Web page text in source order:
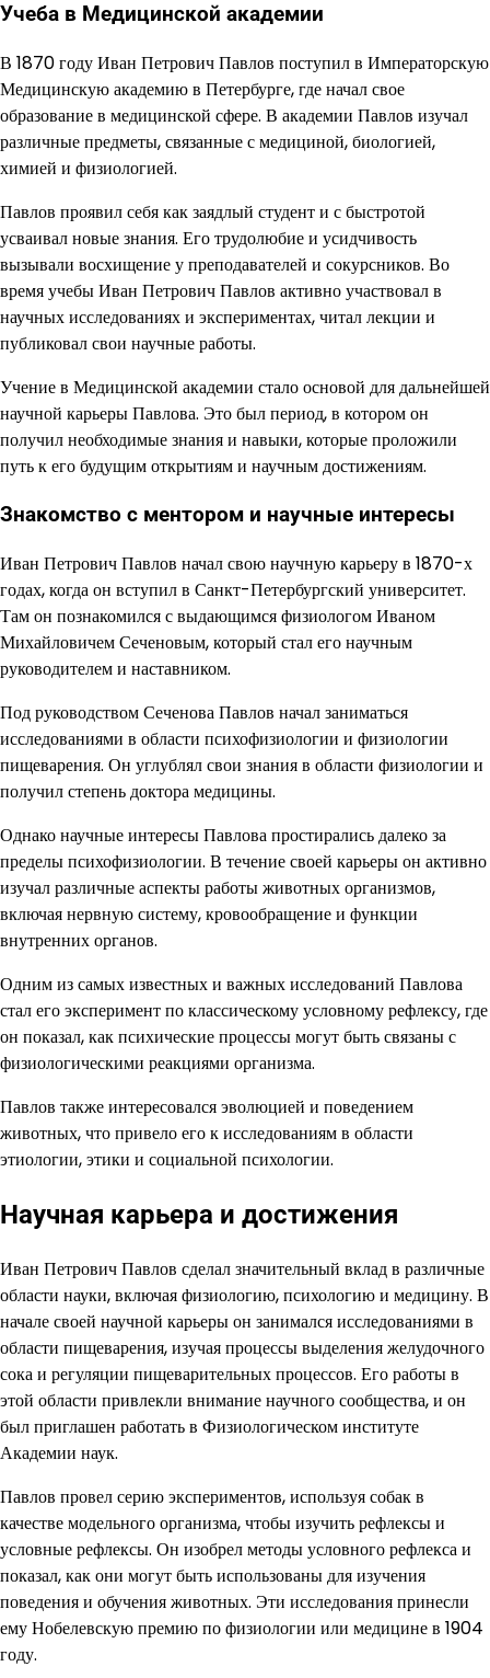
Учеба в Медицинской академии
В 1870 году Иван Петрович Павлов поступил в Императорскую
Медицинскую академию в Петербурге, где начал свое
образование в медицинской сфере. В академии Павлов изучал
различные предметы, связанные с медициной, биологией,
химией и физиологией.
Павлов проявил себя как заядлый студент и с быстротой
усваивал новые знания. Его трудолюбие и усидчивость
вызывали восхищение у преподавателей и сокурсников. Во
время учебы Иван Петрович Павлов активно участвовал в
научных исследованиях и экспериментах, читал лекции и
публиковал свои научные работы.
Учение в Медицинской академии стало основой для дальнейшей
научной карьеры Павлова. Это был период, в котором он
получил необходимые знания и навыки, которые проложили
путь к его будущим открытиям и научным достижениям.
Знакомство с ментором и научные интересы
Иван Петрович Павлов начал свою научную карьеру в 1870-х
годах, когда он вступил в Санкт-Петербургский университет.
Там он познакомился с выдающимся физиологом Иваном
Михайловичем Сеченовым, который стал его научным
руководителем и наставником.
Под руководством Сеченова Павлов начал заниматься
исследованиями в области психофизиологии и физиологии
пищеварения. Он углублял свои знания в области физиологии и
получил степень доктора медицины.
Однако научные интересы Павлова простирались далеко за
пределы психофизиологии. В течение своей карьеры он активно
изучал различные аспекты работы животных организмов,
включая нервную систему, кровообращение и функции
внутренних органов.
Одним из самых известных и важных исследований Павлова
стал его эксперимент по классическому условному рефлексу, где
он показал, как психические процессы могут быть связаны с
физиологическими реакциями организма.
Павлов также интересовался эволюцией и поведением
животных, что привело его к исследованиям в области
этиологии, этики и социальной психологии.
Научная карьера и достижения
Иван Петрович Павлов сделал значительный вклад в различные
области науки, включая физиологию, психологию и медицину. В
начале своей научной карьеры он занимался исследованиями в
области пищеварения, изучая процессы выделения желудочного
сока и регуляции пищеварительных процессов. Его работы в
этой области привлекли внимание научного сообщества, и он
был приглашен работать в Физиологическом институте
Академии наук.
Павлов провел серию экспериментов, используя собак в
качестве модельного организма, чтобы изучить рефлексы и
условные рефлексы. Он изобрел методы условного рефлекса и
показал, как они могут быть использованы для изучения
поведения и обучения животных. Эти исследования принесли
ему Нобелевскую премию по физиологии или медицине в 1904
году.